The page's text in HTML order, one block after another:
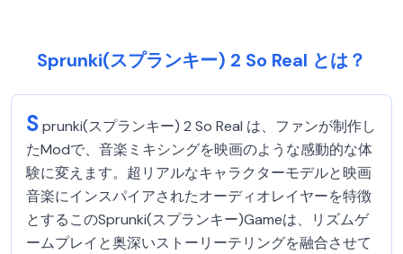
Sprunki(スプランキー) 2 So Real とは？
Sprunki(スプランキー) 2 So Real は、ファンが制作し
たModで、音楽ミキシングを映画のような感動的な体
験に変えます。超リアルなキャラクターモデルと映画
音楽にインスパイアされたオーディオレイヤーを特徴
とするこのSprunki(スプランキー)Gameは、リズムゲ
ームプレイと奥深いストーリーテリングを融合させて